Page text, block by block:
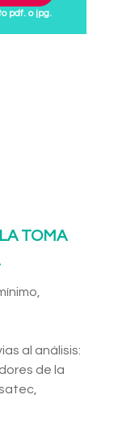
pdf. o jpg.
TOMA
al análisis:
de la